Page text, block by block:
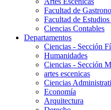
Facultad de
Facultad de
Ciencias Contables
Departamentos
Ciencias - Sección
Humanidades
Ciencias - Sección
artes escenicas
Ciencias
Economía
Arquitectura